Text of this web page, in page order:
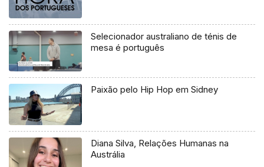
Selecionador australiano de ténis de
mesa é português
Paixão pelo Hip Hop em Sidney
Diana Silva, Relações Humanas na
Austrália